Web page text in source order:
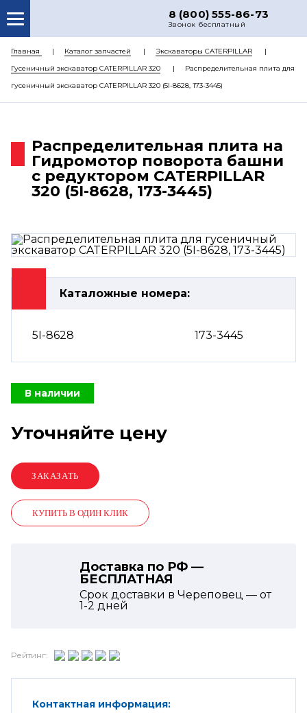
8 (800) 555-86-73
Звонок бесплатный
О НАС
КАТАЛОГ ЗАПЧАСТЕЙ
РЕМОНТ
ЦЕНЫ
КОНТАКТЫ
Главная Каталог запчастей
Экскаваторы CATERPILLAR
Гусеничный экскаватор CATERPILLAR 320
Распределительная плита для
гусеничный экскаватор CATERPILLAR 320 (5I-8628, 173-3445)
Распределительная плита на
Гидромотор поворота башни
с редуктором CATERPILLAR
320 (5I-8628, 173-3445)
Каталожные номера:
5I-8628 173-3445
В наличии
Уточняйте цену
КУПИТЬ В ОДИН КЛИК
Доставка по РФ —
БЕСПЛАТНАЯ
Срок доставки в Череповец — от
1-2 дней
Рейтинг:
Контактная информация: